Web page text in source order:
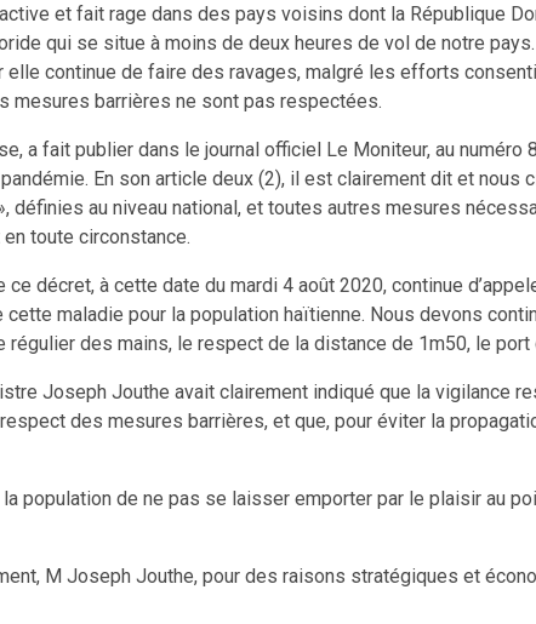
et fait rage dans des pays voisins dont la République
qui se situe à moins de deux heures de vol de notre
continue de faire des ravages, malgré les efforts
mesures barrières ne sont pas respectées.
a fait publier dans le journal officiel Le Moniteur, au
En son article deux (2), il est clairement dit et nous
au niveau national, et toutes autres mesures
toute circonstance.
décret, à cette date du mardi 4 août 2020, continue
maladie pour la population haïtienne. Nous devons
des mains, le respect de la distance de 1m50, le port
Joseph Jouthe avait clairement indiqué que la vigilance
des mesures barrières, et que, pour éviter la
population de ne pas se laisser emporter par le plaisir au
M Joseph Jouthe, pour des raisons stratégiques et